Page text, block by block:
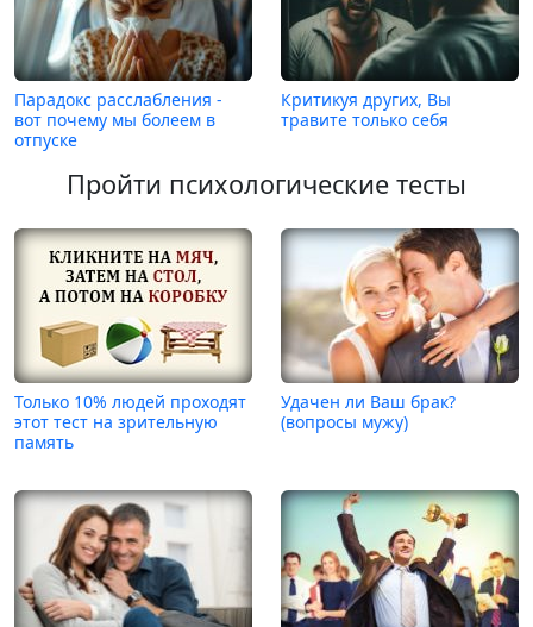
Парадокс расслабления -
вот почему мы болеем в
отпуске
Критикуя других, Вы
травите только себя
Пройти психологические тесты
Только 10% людей проходят
этот тест на зрительную
память
Удачен ли Ваш брак?
(вопросы мужу)